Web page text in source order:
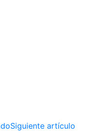
Siguiente artículo